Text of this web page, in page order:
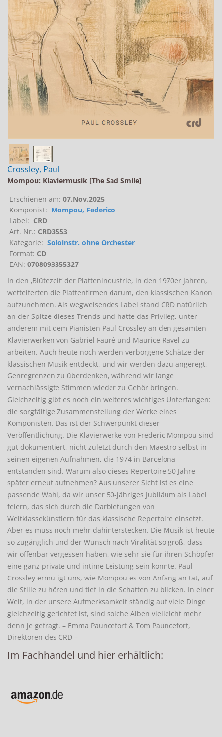
Jobs bei Naxos
Naxos Deutschland Blog
Naxos weltweit
Crossley, Paul
Mompou: Klaviermusik [The Sad Smile]
Erschienen am: 07.Nov.2025
Komponist: Mompou, Federico
Label: CRD
Art. Nr.: CRD3553
Kategorie: Soloinstr. ohne Orchester
Format: CD
EAN: 0708093355327
In den ‚Blütezeit‘ der Plattenindustrie, in den 1970er Jahren,
wetteiferten die Plattenfirmen darum, den klassischen Kanon
aufzunehmen. Als wegweisendes Label stand CRD natürlich
an der Spitze dieses Trends und hatte das Privileg, unter
anderem mit dem Pianisten Paul Crossley an den gesamten
Klavierwerken von Gabriel Fauré und Maurice Ravel zu
arbeiten. Auch heute noch werden verborgene Schätze der
klassischen Musik entdeckt, und wir werden dazu angeregt,
Genregrenzen zu überdenken, während wir lange
vernachlässigte Stimmen wieder zu Gehör bringen.
Gleichzeitig gibt es noch ein weiteres wichtiges Unterfangen:
die sorgfältige Zusammenstellung der Werke eines
Komponisten. Das ist der Schwerpunkt dieser
Veröffentlichung. Die Klavierwerke von Frederic Mompou sind
gut dokumentiert, nicht zuletzt durch den Maestro selbst in
seinen eigenen Aufnahmen, die 1974 in Barcelona
entstanden sind. Warum also dieses Repertoire 50 Jahre
später erneut aufnehmen? Aus unserer Sicht ist es eine
passende Wahl, da wir unser 50-jähriges Jubiläum als Label
feiern, das sich durch die Darbietungen von
Weltklassekünstlern für das klassische Repertoire einsetzt.
Aber es muss noch mehr dahinterstecken. Die Musik ist heute
so zugänglich und der Wunsch nach Viralität so groß, dass
wir offenbar vergessen haben, wie sehr sie für ihren Schöpfer
eine ganz private und intime Leistung sein konnte. Paul
Crossley ermutigt uns, wie Mompou es von Anfang an tat, auf
die Stille zu hören und tief in die Schatten zu blicken. In einer
Welt, in der unsere Aufmerksamkeit ständig auf viele Dinge
gleichzeitig gerichtet ist, sind solche Alben vielleicht mehr
denn je gefragt. – Emma Pauncefort & Tom Pauncefort,
Direktoren des CRD –
Im Fachhandel und hier erhältlich: